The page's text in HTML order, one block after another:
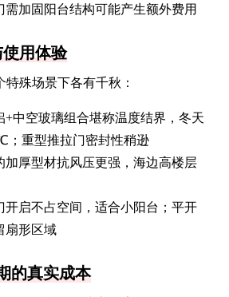
需加固阳台结构可能产生额外费用
用体验
殊场景下各有千秋：
+中空玻璃组合堪称温度结界，冬天
；重型推拉门密封性稍逊
加厚型材抗风压更强，海边高楼层
开启不占空间，适合小阳台；平开
扇形区域
的真实成本